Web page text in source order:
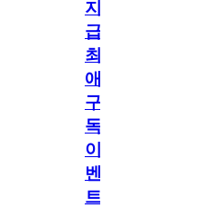
지
급!
최
애
구
독
이
벤
트